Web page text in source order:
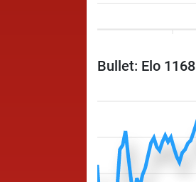
Bullet: Elo 1168